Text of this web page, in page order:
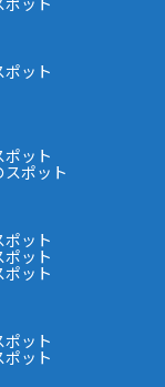
ポット
ット
ポット
ポット
ット
ポット
ット
ポット